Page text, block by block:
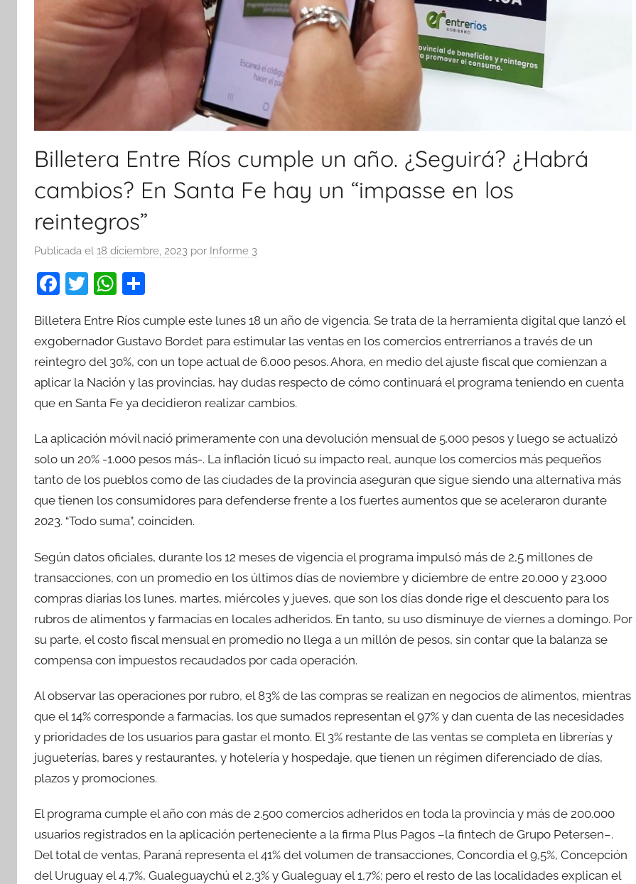
Billetera Entre Ríos cumple un año. ¿Seguirá? ¿Habrá
cambios? En Santa Fe hay un “impasse en los
reintegros”
Publicada el 18 diciembre, 2023 por Informe 3
F
c
e
b
o
k
T
itt
er
W
at
s
A
p
m
p
ar
tir
Billetera Entre Ríos cumple este lunes 18 un año de vigencia. Se trata de la herramienta digital que lanzó el
exgobernador Gustavo Bordet para estimular las ventas en los comercios entrerrianos a través de un
reintegro del 30%, con un tope actual de 6.000 pesos. Ahora, en medio del ajuste fiscal que comienzan a
aplicar la Nación y las provincias, hay dudas respecto de cómo continuará el programa teniendo en cuenta
que en Santa Fe ya decidieron realizar cambios.
La aplicación móvil nació primeramente con una devolución mensual de 5.000 pesos y luego se actualizó
solo un 20% -1.000 pesos más-. La inflación licuó su impacto real, aunque los comercios más pequeños
tanto de los pueblos como de las ciudades de la provincia aseguran que sigue siendo una alternativa más
que tienen los consumidores para defenderse frente a los fuertes aumentos que se aceleraron durante
2023. “Todo suma”, coinciden.
Según datos oficiales, durante los 12 meses de vigencia el programa impulsó más de 2,5 millones de
transacciones, con un promedio en los últimos días de noviembre y diciembre de entre 20.000 y 23.000
compras diarias los lunes, martes, miércoles y jueves, que son los días donde rige el descuento para los
rubros de alimentos y farmacias en locales adheridos. En tanto, su uso disminuye de viernes a domingo. Por
su parte, el costo fiscal mensual en promedio no llega a un millón de pesos, sin contar que la balanza se
compensa con impuestos recaudados por cada operación.
Al observar las operaciones por rubro, el 83% de las compras se realizan en negocios de alimentos, mientras
que el 14% corresponde a farmacias, los que sumados representan el 97% y dan cuenta de las necesidades
y prioridades de los usuarios para gastar el monto. El 3% restante de las ventas se completa en librerías y
jugueterías, bares y restaurantes, y hotelería y hospedaje, que tienen un régimen diferenciado de días,
plazos y promociones.
El programa cumple el año con más de 2.500 comercios adheridos en toda la provincia y más de 200.000
usuarios registrados en la aplicación perteneciente a la firma Plus Pagos –la fintech de Grupo Petersen–.
Del total de ventas, Paraná representa el 41% del volumen de transacciones, Concordia el 9,5%, Concepción
del Uruguay el 4,7%, Gualeguaychú el 2,3% y Gualeguay el 1,7%; pero el resto de las localidades explican el